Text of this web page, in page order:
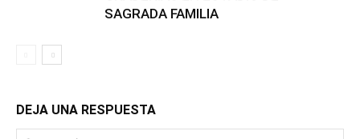
SAGRADA FAMILIA
DEJA UNA RESPUESTA